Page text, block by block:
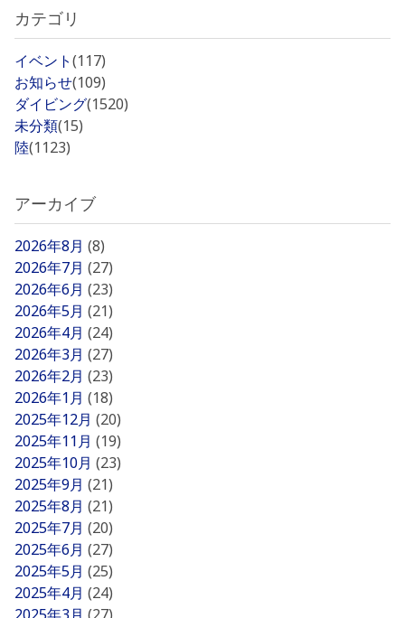
カテゴリ
イベント(117)
お知らせ(109)
ダイビング(1520)
未分類(15)
陸(1123)
アーカイブ
2026年8月 (8)
2026年7月 (27)
2026年6月 (23)
2026年5月 (21)
2026年4月 (24)
2026年3月 (27)
2026年2月 (23)
2026年1月 (18)
2025年12月 (20)
2025年11月 (19)
2025年10月 (23)
2025年9月 (21)
2025年8月 (21)
2025年7月 (20)
2025年6月 (27)
2025年5月 (25)
2025年4月 (24)